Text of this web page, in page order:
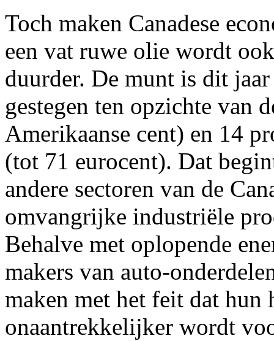
Toch maken Canadese
een vat ruwe olie wordt
duurder. De munt is dit
gestegen ten opzichte van
Amerikaanse cent) en 14
(tot 71 eurocent). Dat
andere sectoren van de
omvangrijke industriële
Behalve met oplopende
makers van auto-
maken met het feit dat hun
onaantrekkelijker wordt